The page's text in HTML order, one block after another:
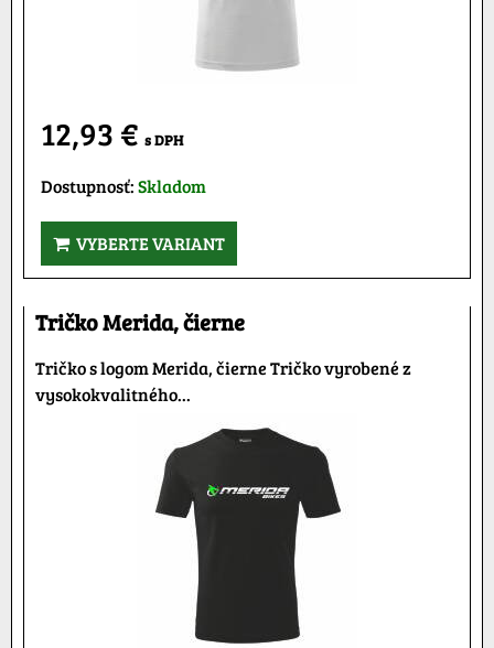
12,93 € s DPH
Dostupnosť:Skladom
VYBERTE VARIANT
Tričko Merida, čierne
Tričko s logom Merida, čierne Tričko vyrobené z
vysokokvalitného...